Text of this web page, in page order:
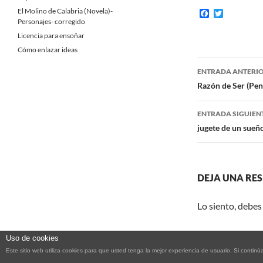
F
o
o
e
r
de
entradas
ENTRADA
Razón de Ser
ENTRADA
jugete de un
DEJA UNA
Lo siento,
El Molino de Calabria (Novela)-
Personajes- corregido
Licencia para ensoñar
Cómo enlazar ideas
Uso de cookies
Este sitio web utiliza cookies para que usted tenga la mejor experiencia de usuario. Si